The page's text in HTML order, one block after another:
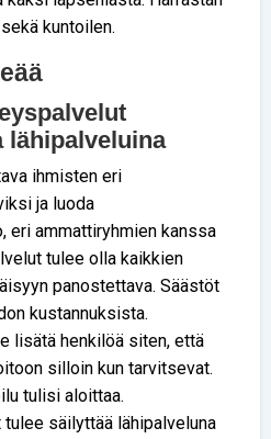
kuntoilen.
lähipalveluina
ihmisten eri
ja luoda
eri ammattiryhmien kanssa
tulee olla kaikkien
panostettava. Säästöt
kustannuksista.
lisätä henkilöä siten, että
silloin kun tarvitsevat.
tulisi aloittaa.
säilyttää lähipalveluna